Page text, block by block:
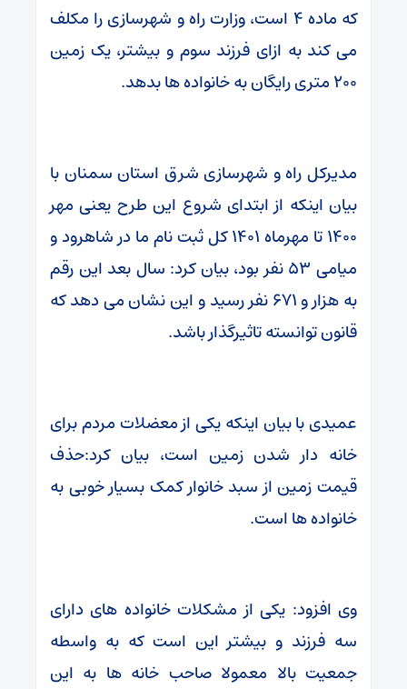
که ماده ۴ است، وزارت راه و شهرسازی را مکلف
می کند به ازای فرزند سوم و بیشتر، یک زمین
۲۰۰ متری رایگان به خانواده ها بدهد.
مدیرکل راه و شهرسازی شرق استان سمنان با
بیان اینکه از ابتدای شروع این طرح یعنی مهر
۱۴۰۰ تا مهرماه ۱۴۰۱ کل ثبت نام ما در شاهرود و
میامی ۵۳ نفر بود، بیان کرد: سال بعد این رقم
به هزار و ۶۷۱ نفر رسید و این نشان می دهد که
قانون توانسته تاثیرگذار باشد.
عمیدی با بیان اینکه یکی از معضلات مردم برای
خانه دار شدن زمین است، بیان کرد:حذف
قیمت زمین از سبد خانوار کمک بسیار خوبی به
خانواده ها است.
وی افزود: یکی از مشکلات خانواده های دارای
سه فرزند و بیشتر این است که به واسطه
جمعیت بالا معمولا صاحب خانه ها به این